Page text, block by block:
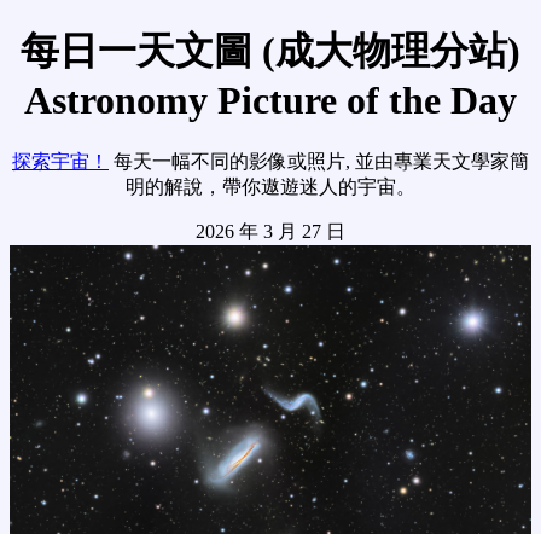
每日一天文圖 (成大物理分站)
Astronomy Picture of the Day
探索宇宙！
每天一幅不同的影像或照片, 並由專業天文學家簡
明的解說，帶你遨遊迷人的宇宙。
2026 年 3 月 27 日